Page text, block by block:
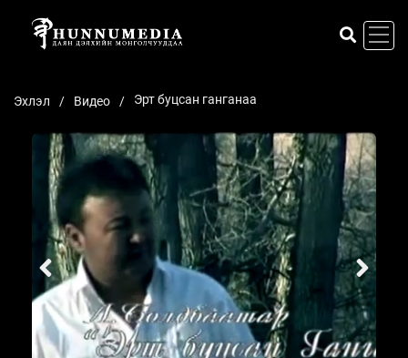
Эхлэл Видео Эрт буцсан ганганаа